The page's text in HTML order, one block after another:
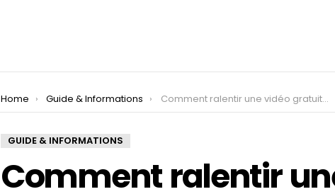
You are here:
Home Guide & Informations Comment ralentir une vidéo gratuitement ?
GUIDE & INFORMATIONS
Comment ralentir